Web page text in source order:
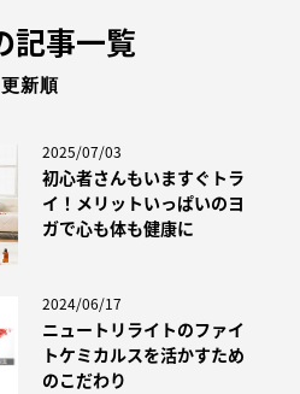
記事一覧
更新順
2025/07/03
初心者さんもいますぐトラ
イ！メリットいっぱいのヨ
ガで心も体も健康に
2024/06/17
ニュートリライトのファイ
トケミカルスを活かすため
のこだわり